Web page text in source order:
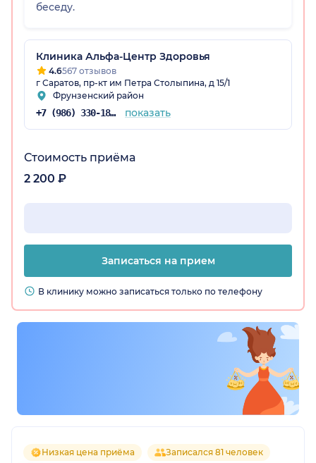
беседу.
Клиника Альфа-Центр Здоровья
4.6567 отзывов
г Саратов, пр-кт им Петра Столыпина, д 15/1
Фрунзенский район
+7 (986) 330-18-97 показать
Стоимость приёма
2 200 ₽
Записаться на прием
В клинику можно записаться только по телефону
Низкая цена приёма Записался 81 человек